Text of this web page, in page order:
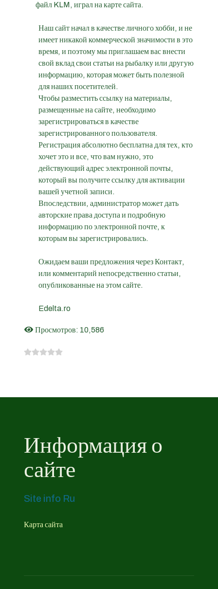
файл KLM, играл на карте сайта.
Наш сайт начал в качестве личного хобби, и не
имеет никакой коммерческой значимости в это
время, и поэтому мы приглашаем вас внести
свой вклад свои статьи на рыбалку или другую
информацию, которая может быть полезной
для наших посетителей.
Чтобы разместить ссылку на материалы,
размещенные на сайте, необходимо
зарегистрироваться в качестве
зарегистрированного пользователя.
Регистрация абсолютно бесплатна для тех, кто
хочет это и все, что вам нужно, это
действующий адрес электронной почты,
который вы получите ссылку для активации
вашей учетной записи.
Впоследствии, администратор может дать
авторские права доступа и подробную
информацию по электронной почте, к
которым вы зарегистрировались.
Ожидаем ваши предложения через Контакт,
или комментарий непосредственно статьи,
опубликованные на этом сайте.
Edelta.ro
Просмотров: 10,586
Информация о
сайте
Site info Ru
Карта сайта